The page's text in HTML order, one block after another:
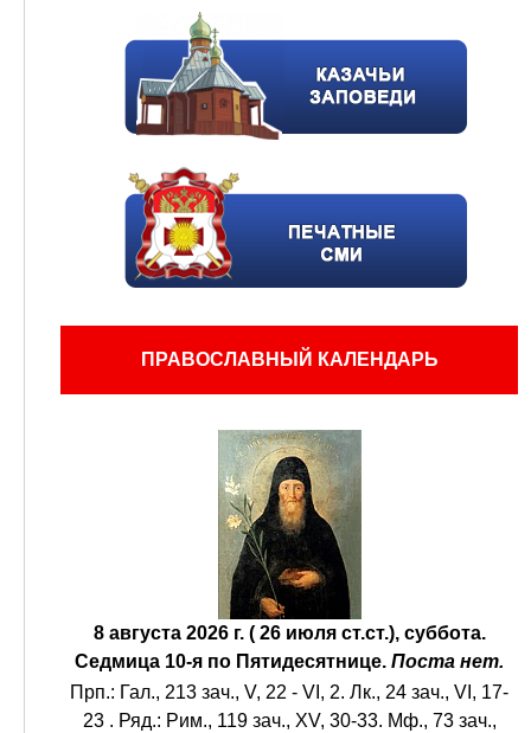
ПРАВОСЛАВНЫЙ КАЛЕНДАРЬ
8 августа 2026 г. ( 26 июля ст.ст.), суббота.
Седмица 10-я по Пятидесятнице. Поста нет.
Прп.: Гал., 213 зач., V, 22 - VI, 2. Лк., 24 зач., VI, 17-
23 . Ряд.: Рим., 119 зач., XV, 30-33. Мф., 73 зач.,